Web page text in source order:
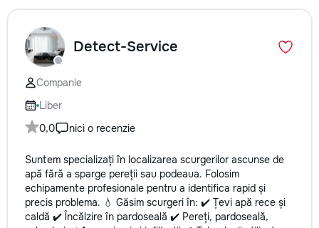
Detect-Service
Companie
Liber
0,0
nici o recenzie
Suntem specializați în localizarea scurgerilor ascunse de
apă fără a sparge pereții sau podeaua. Folosim
echipamente profesionale pentru a identifica rapid și
precis problema. 💧 Găsim scurgeri în: ✔️ Țevi apă rece și
caldă ✔️ Încălzire în pardoseală ✔️ Pereți, pardoseală,